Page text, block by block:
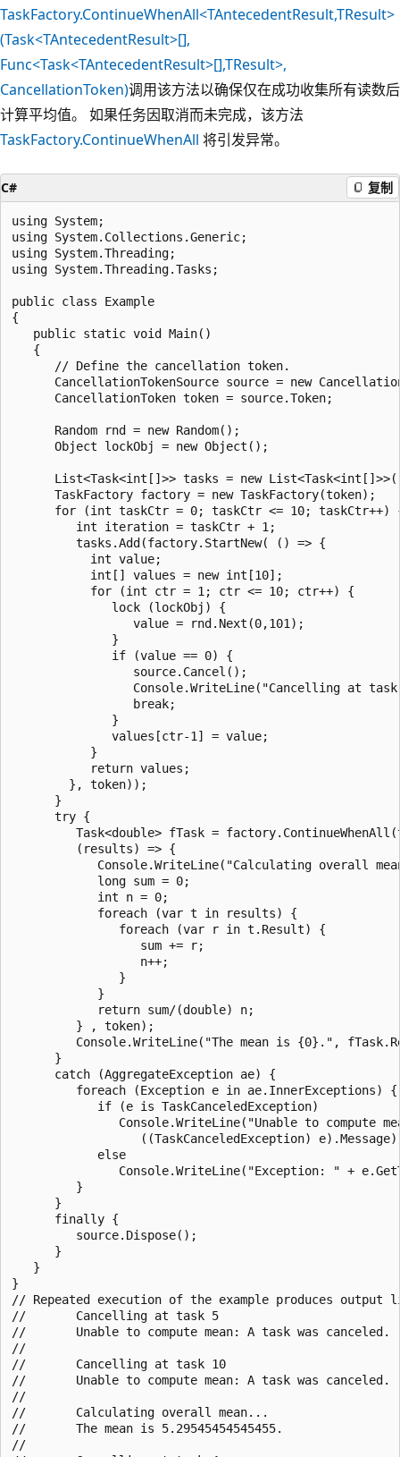
TaskFactory.ContinueWhenAll<TAntecedentResult,TResult>
(Task<TAntecedentResult>[],
Func<Task<TAntecedentResult>[],TResult>,
CancellationToken)调用该方法以确保仅在成功收集所有读数后
计算平均值。 如果任务因取消而未完成，该方法
TaskFactory.ContinueWhenAll 将引发异常。
C# 复制
using System;
using System.Collections.Generic;
using System.Threading;
using System.Threading.Tasks;
public class Example
{
   public static void Main()
   {
      // Define the cancellation token.
CancellationTokenSource source = new
      CancellationToken token = source.Token;
      Random rnd = new Random();
      Object lockObj = new Object();
List<Task<int[]>> tasks = new
      TaskFactory factory = new TaskFactory(token);
for (int taskCtr = 0; taskCtr <= 10; taskCtr++)
         int iteration = taskCtr + 1;
         tasks.Add(factory.StartNew( () => {
           int value;
           int[] values = new int[10];
           for (int ctr = 1; ctr <= 10; ctr++) {
              lock (lockObj) {
                 value = rnd.Next(0,101);
              }
              if (value == 0) {
                 source.Cancel();
Console.WriteLine("Cancelling at
                 break;
              }
              values[ctr-1] = value;
           }
           return values;
        }, token));
      }
      try {
Task<double> fTask =
         (results) => {
Console.WriteLine("Calculating overall
            long sum = 0;
            int n = 0;
            foreach (var t in results) {
               foreach (var r in t.Result) {
                  sum += r;
                  n++;
               }
            }
            return sum/(double) n;
         } , token);
Console.WriteLine("The mean is {0}.",
      }
      catch (AggregateException ae) {
         foreach (Exception e in ae.InnerExceptions) {
            if (e is TaskCanceledException)
Console.WriteLine("Unable to compute
((TaskCanceledException)
            else
Console.WriteLine("Exception: " +
         }
      }
      finally {
         source.Dispose();
      }
   }
}
// Repeated execution of the example produces
//       Cancelling at task 5
//       Unable to compute mean: A task was canceled.
//
//       Cancelling at task 10
//       Unable to compute mean: A task was canceled.
//
//       Calculating overall mean...
//       The mean is 5.29545454545455.
//